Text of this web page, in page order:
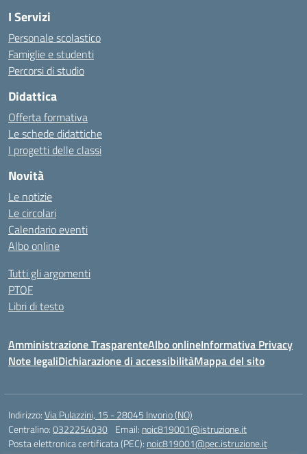
I Servizi
Personale scolastico
Famiglie e studenti
Percorsi di studio
Didattica
Offerta formativa
Le schede didattiche
I progetti delle classi
Novità
Le notizie
Le circolari
Calendario eventi
Albo online
Tutti gli argomenti
PTOF
Libri di testo
Amministrazione TrasparenteAlbo onlineInformativa Privacy
Note legaliDichiarazione di accessibilitàMappa del sito
Indirizzo:Via Pulazzini, 15 - 28045 Invorio (NO)
Centralino:0322254030 Email: noic819001@istruzione.it
Posta elettronica certificata (PEC): noic819001@pec.istruzione.it